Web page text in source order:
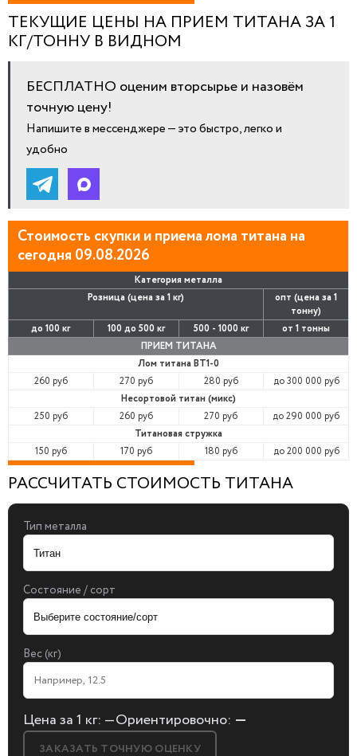
ТЕКУЩИЕ ЦЕНЫ НА ПРИЕМ ТИТАНА ЗА 1
КГ/ТОННУ В ВИДНОМ
БЕСПЛАТНО оценим вторсырье и назовём
точную цену!
Напишите в мессенджере — это быстро, легко и
удобно
Стоимость скупки и приема лома титана на
сегодня 09.08.2026
Категория металла
Розница (цена за 1 кг)
опт (цена за 1
тонну)
до 100 кг
100 до 500 кг 500 - 1000 кг
от 1 тонны
ПРИЕМ ТИТАНА
Лом титана ВТ1-0
260 руб
270 руб 280 руб
до 300 000 руб
Несортовой титан (микс)
250 руб
260 руб 270 руб
до 290 000 руб
Титановая стружка
150 руб
170 руб 180 руб до 200 000 руб
РАССЧИТАТЬ СТОИМОСТЬ ТИТАНА
Тип металла
Состояние / сорт
Вес (кг)
Цена за 1 кг: —Ориентировочно: —
ЗАКАЗАТЬ ТОЧНУЮ ОЦЕНКУ